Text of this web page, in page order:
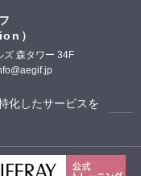
）
ズ 森タワー 34F
化したサービスを